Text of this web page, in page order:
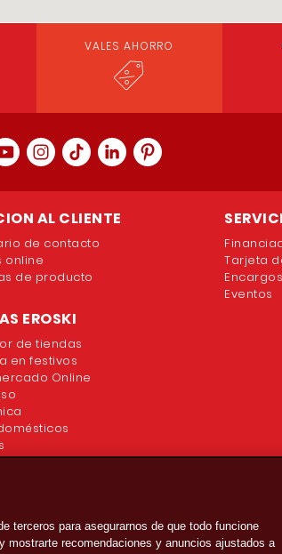
VALES AHORRO
AL CLIENTE
de contacto
online
de producto
EROSKI
de tiendas
en festivos
Online
Tarjeta
Encargos
Eventos
terceros para asegurarnos de que todo funcione
mostrarte recomendaciones y anuncios ajustados a